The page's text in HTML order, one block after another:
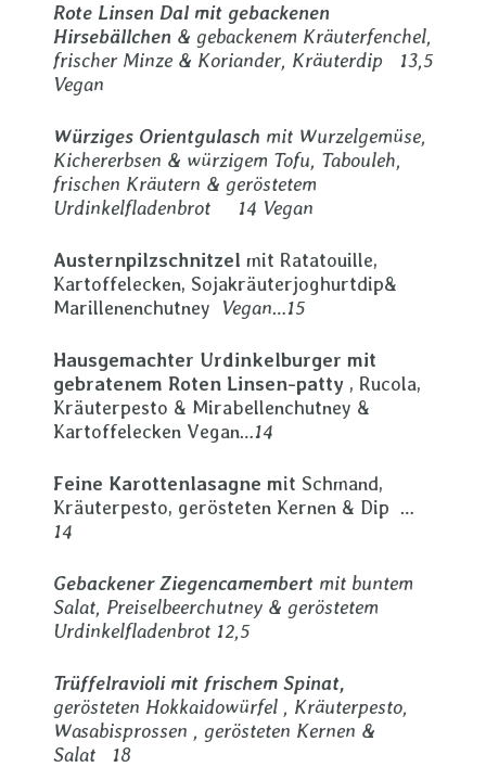
Rote Linsen Dal mit gebackenen
Hirsebällchen & gebackenem Kräuterfenchel,
frischer Minze & Koriander, Kräuterdip 13,5
Vegan
Würziges Orientgulasch mit Wurzelgemüse,
Kichererbsen & würzigem Tofu, Tabouleh,
frischen Kräutern & geröstetem
Urdinkelfladenbrot 14 Vegan
Austernpilzschnitzel mit Ratatouille,
Kartoffelecken, Sojakräuterjoghurtdip&
Marillenenchutney
Vegan…15
Hausgemachter Urdinkelburger mit
gebratenem Roten Linsen-patty , Rucola,
Kräuterpesto & Mirabellenchutney &
Kartoffelecken Vegan…14
Feine Karottenlasagne mit Schmand,
Kräuterpesto, gerösteten Kernen & Dip …
14
Gebackener Ziegencamembert mit buntem
Salat, Preiselbeerchutney & geröstetem
Urdinkelfladenbrot 12,5
Trüffelravioli mit frischem Spinat,
gerösteten Hokkaidowürfel , Kräuterpesto,
Wasabisprossen , gerösteten Kernen &
Salat 18